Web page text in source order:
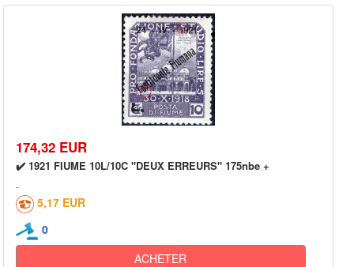
174,32 EUR
✔️ 1921 FIUME 10L/10C "DEUX ERREURS" 175nbe +
5,17 EUR
0
ACHETER